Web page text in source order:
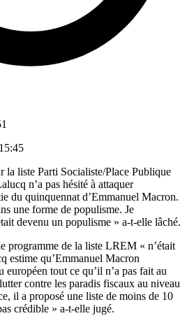
la liste Parti Socialiste/Place Publique
n’a pas hésité à attaquer
du quinquennat d’Emmanuel Macron.
une forme de populisme. Je
devenu un populisme » a-t-elle lâché.
programme de la liste LREM « n’était
estime qu’Emmanuel Macron
européen tout ce qu’il n’a pas fait au
contre les paradis fiscaux au niveau
il a proposé une liste de moins de 10
crédible » a-t-elle jugé.